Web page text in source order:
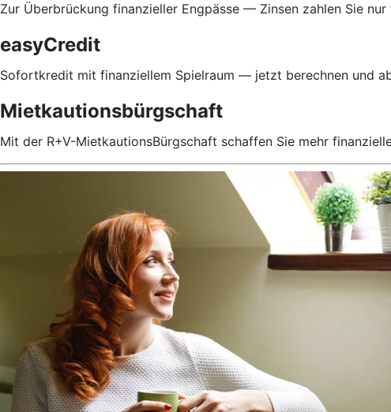
Zur Überbrückung finanzieller Engpässe — Zinsen zahlen Sie
easyCredit
Sofortkredit mit finanziellem Spielraum — jetzt berechnen und
Mietkautionsbürgschaft
Mit der R+V-MietkautionsBürgschaft schaffen Sie mehr